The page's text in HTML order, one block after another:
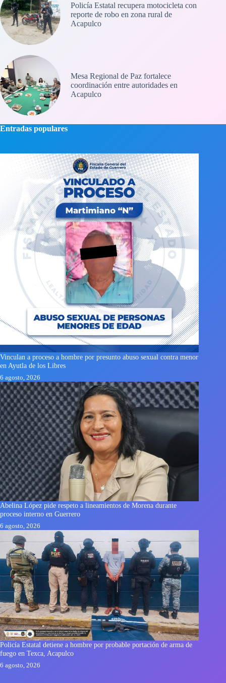
Policía Estatal recupera motocicleta con
reporte de robo en zona rural de
Acapulco
Mesa Regional de Paz fortalece
coordinación entre autoridades en
Acapulco
Entradas populares
Vinculan a proceso a hombre por presunto abuso sexual contra menor
en Ayutla de los Libres
6 agosto, 2026
Abelina López pide respeto a lineamientos de Morena durante
proceso interno en Guerrero
6 agosto, 2026
Policía Estatal detiene a hombre por probable portación de arma de
fuego en Texca, Acapulco
6 agosto, 2026